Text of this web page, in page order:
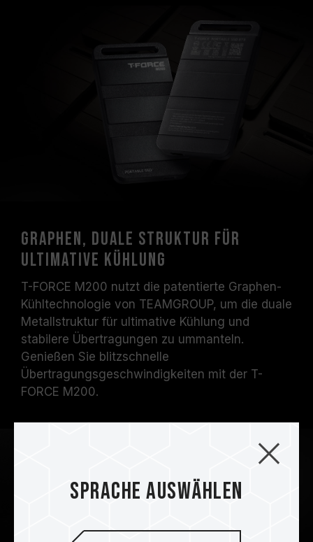
Graphen, duale Struktur für
ultimative Kühlung
T-FORCE M200 nutzt die patentierte Graphen-
Kühltechnologie von TEAMGROUP, um die duale
Metallstruktur für ultimative Kühlung und
stabilere Übertragungen zu ummanteln.
Genießen Sie blitzschnelle
Übertragungsgeschwindigkeiten mit der T-
FORCE M200.
Sprache auswählen